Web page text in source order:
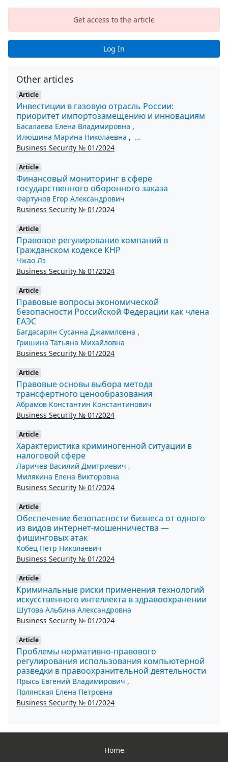
Get access to the article
Log In
Other articles
Article
Инвестиции в газовую отрасль России:
приоритет импортозамещению и инновациям
Басалаева Елена Владимировна ,
Илюшина Марина Николаевна , ...
Business Security № 01/2024
Article
Финансовый мониторинг в сфере
государственного оборонного заказа
Фартунов Егор Александрович
Business Security № 01/2024
Article
Правовое регулирование компаний в
Гражданском кодексе КНР
Чжао Лэ
Business Security № 01/2024
Article
Правовые вопросы экономической
безопасности Российской Федерации как члена
ЕАЭС
Багдасарян Сусанна Джамиловна ,
Гришина Татьяна Михайловна
Business Security № 01/2024
Article
Правовые основы выбора метода
трансфертного ценообразования
Абрамов Константин Константинович
Business Security № 01/2024
Article
Характеристика криминогенной ситуации в
налоговой сфере
Ларичев Василий Дмитриевич ,
Милякина Елена Викторовна
Business Security № 01/2024
Article
Обеспечение безопасности бизнеса от одного
из видов интернет-мошенничества —
фишинговых атак
Кобец Петр Николаевич
Business Security № 01/2024
Article
Криминальные риски применения технологий
искусственного интеллекта в здравоохранении
Шутова Альбина Александровна
Business Security № 01/2024
Article
Проблемы нормативно-правового
регулирования использования компьютерной
разведки в правоохранительной деятельности
Прысь Евгений Владимирович ,
Полянская Елена Петровна
Business Security № 01/2024
Home